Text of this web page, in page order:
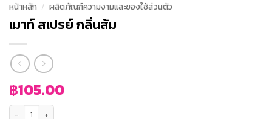
หน้าหลัก / ผลิตภัณฑ์ความงามและของใช้ส่วนตัว
เมาท์ สเปรย์ กลิ่นส้ม
฿105.00
จำนวน เมาท์ สเปรย์ กลิ่นส้ม ชิ้น